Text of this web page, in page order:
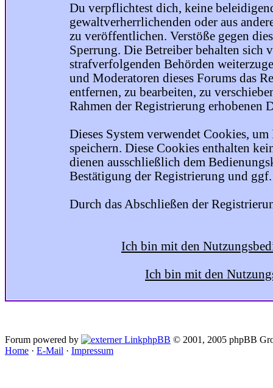
Du verpflichtest dich, keine
gewaltverherrlichenden oder aus
zu veröffentlichen. Verstöße gegen
Sperrung. Die Betreiber behalten sich
strafverfolgenden Behörden
und Moderatoren dieses Forums das
entfernen, zu bearbeiten, zu
Rahmen der Registrierung erhobenen
Dieses System verwendet Cookies,
speichern. Diese Cookies enthalten
dienen ausschließlich dem
Bestätigung der Registrierung und ggf.
Durch das Abschließen der
Ich bin mit den
Ich bin mit den
Forum powered by phpBB © 2001, 2005 phpBB
Home · E-Mail · Impressum